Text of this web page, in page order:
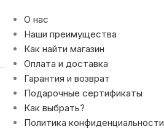
О нас
Наши преимущества
Как найти магазин
Оплата и доставка
Гарантия и возврат
Подарочные сертификаты
Как выбрать?
Политика конфиденциальности